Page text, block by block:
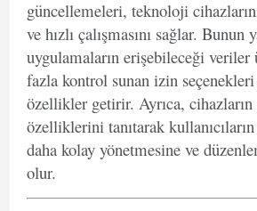
güncellemeleri, teknoloji
ve hızlı çalışmasını sağlar. Bunun
uygulamaların erişebileceği veriler
fazla kontrol sunan izin
özellikler getirir. Ayrıca,
özelliklerini tanıtarak
daha kolay yönetmesine ve
olur.